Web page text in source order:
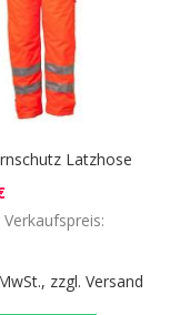
Latzhose
zzgl.Versand